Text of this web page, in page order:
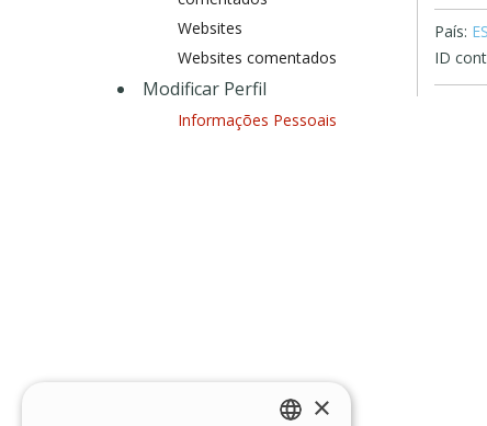
Websites
Websites comentados
Modificar Perfil
Informações Pessoais
País: ES
ID
×